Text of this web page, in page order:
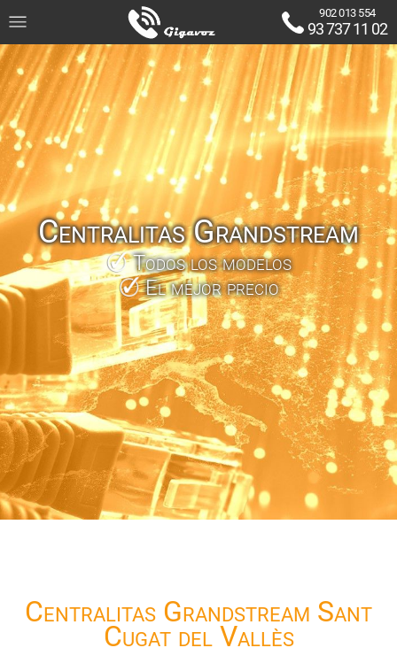
902 013 554
93 737 11 02
Centralitas Grandstream
Todos los modelos
El mejor precio
Centralitas Grandstream Sant
Cugat del Vallès